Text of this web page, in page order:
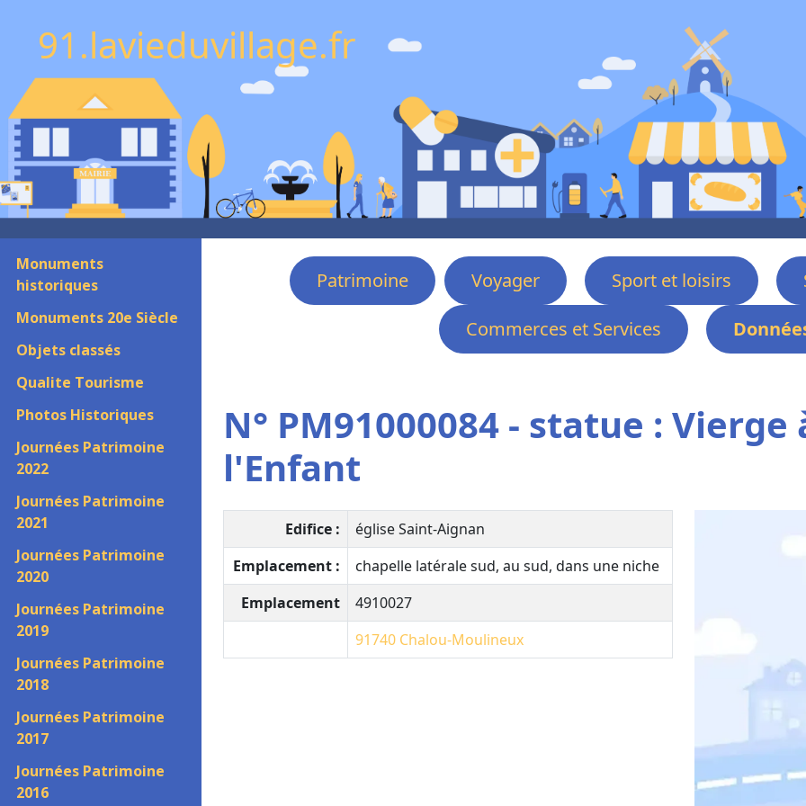
91.lavieduvillage.fr
Monuments
historiques
Monuments 20e Siècle
Objets classés
Qualite Tourisme
Photos Historiques
Journées Patrimoine
2022
Journées Patrimoine
2021
Journées Patrimoine
2020
Journées Patrimoine
2019
Journées Patrimoine
2018
Journées Patrimoine
2017
Journées Patrimoine
2016
Patrimoine Voyager Sport et loisirs
Commerces et Services
N° PM91000084 - statue : Vierge
l'Enfant
Edifice :
église Saint-Aignan
Emplacement :
chapelle latérale sud, au sud, dans une niche
Emplacement
4910027
91740 Chalou-Moulineux